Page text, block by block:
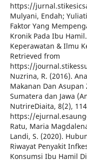
https://
Mulyani, Endah;
Faktor Yang
Kronik Pada Ibu
Keperawatan & Ilmu
Retrieved from
https://
Nuzrina, R. (2016).
Makanan Dan Asupan
Sumatera dan Jawa
NutrireDiaita, 8(2),
https://
Ratu, Maria
Landi, S. (2020).
Riwayat Penyakit
Konsumsi Ibu Hamil